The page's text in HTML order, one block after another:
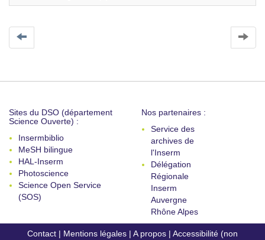
Sites du DSO (département
Science Ouverte) :
Insermbiblio
MeSH bilingue
HAL-Inserm
Photoscience
Science Open Service
(SOS)
Nos partenaires :
Service des
archives de
l'Inserm
Délégation
Régionale
Inserm
Auvergne
Rhône Alpes
Contact | Mentions légales | A propos | Accessibilité (non